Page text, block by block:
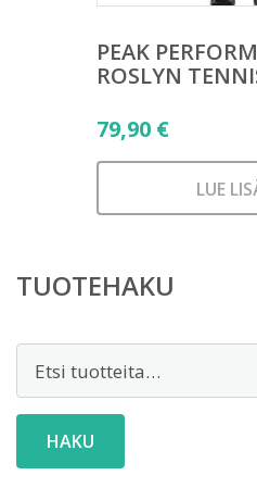
PEAK
ROSLYN
79,90 €
LUE
TUOTEHAKU
Etsi:
HAKU